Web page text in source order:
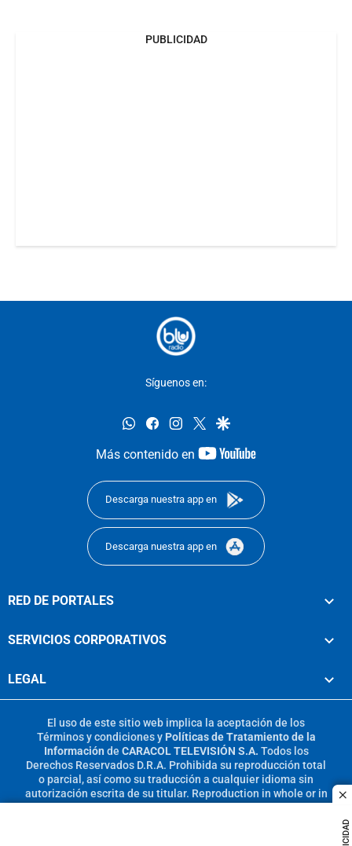
PUBLICIDAD
Síguenos en:
whatsappfacebookinstagram
twittergoogle
Más contenido en
youtube-
Descarga nuestra app en
Descarga nuestra app en
RED DE PORTALES
SERVICIOS CORPORATIVOS
LEGAL
El uso de este sitio web implica la aceptación de los
Términos y condicionesy Políticas de Tratamiento de la
Información de CARACOL TELEVISIÓN S.A. Todos los
Derechos Reservados D.R.A. Prohibida su reproducción total
o parcial, así como su traducción a cualquier idioma sin
autorización escrita de su titular. Reproduction in whole or in